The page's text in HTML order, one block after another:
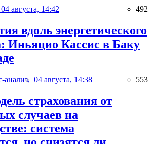
04 августа, 14:42 492
вдоль энергетического
Иньяцио Кассис в Баку
анализ, 04 августа, 14:38 553
страхования от
случаев на
система